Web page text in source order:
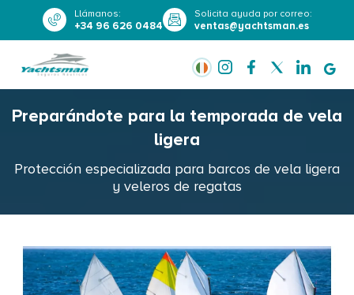
Llámanos:
+34 96 626 0484
Solicita ayuda por correo:
ventas@yachtsman.es
Preparándote para la temporada de vela
ligera
Protección especializada para barcos de vela ligera
y veleros de regatas